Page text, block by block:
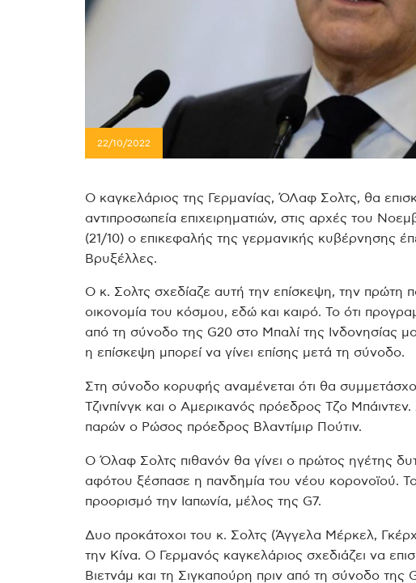
22/10/2022
Ο καγκελάριος της Γερμανίας, ΌΛαφ Σολτς, θα
αντιπροσωπεία επιχειρηματιών, στις αρχές του
(21/10) ο επικεφαλής της γερμανικής κυβέρνησης
Βρυξέλλες.
Ο κ. Σολτς σχεδίαζε αυτή την επίσκεψη, την πρώτη
οικονομία του κόσμου, εδώ και καιρό. Το ότι
από τη σύνοδο της G20 στο Μπαλί της Ινδονησίας
η επίσκεψη μπορεί να γίνει επίσης μετά τη σύνοδο.
Στη σύνοδο κορυφής αναμένεται ότι θα
Τζινπίνγκ και ο Αμερικανός πρόεδρος Τζο
παρών ο Ρώσος πρόεδρος Βλαντίμιρ Πούτιν.
Ο Όλαφ Σολτς πιθανόν θα γίνει ο πρώτος ηγέτης
αφότου ξέσπασε η πανδημία του νέου κορονοϊού. Το
προορισμό την Ιαπωνία, μέλος της G7.
Δυο προκάτοχοι του κ. Σολτς (Άγγελα Μέρκελ,
την Κίνα. Ο Γερμανός καγκελάριος σχεδιάζει να
Βιετνάμ και τη Σιγκαπούρη πριν από τη σύνοδο της